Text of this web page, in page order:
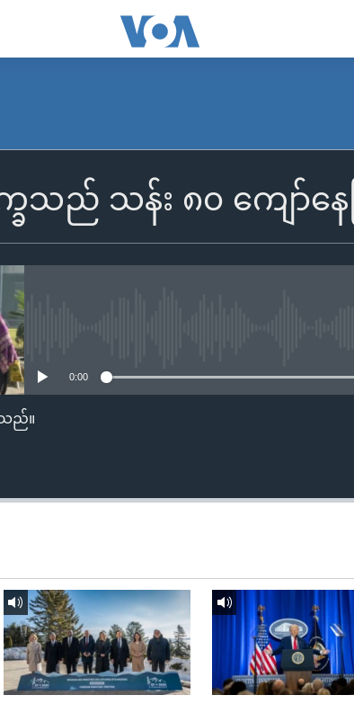
သည် သန်း ၈၀ ကျော်နေပ
0:00
သည်။